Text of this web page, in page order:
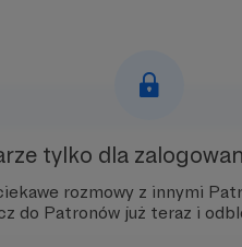
tylko dla
rozmowy z innymi
do Patronów już teraz i